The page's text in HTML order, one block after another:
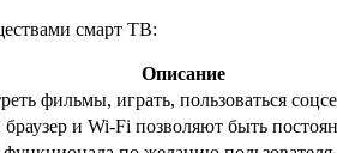
смарт ТВ:
Описание
фильмы, играть, пользоваться
и Wi-Fi позволяют быть